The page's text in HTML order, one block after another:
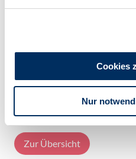
Cookies
Nur
News
Zur Übersicht